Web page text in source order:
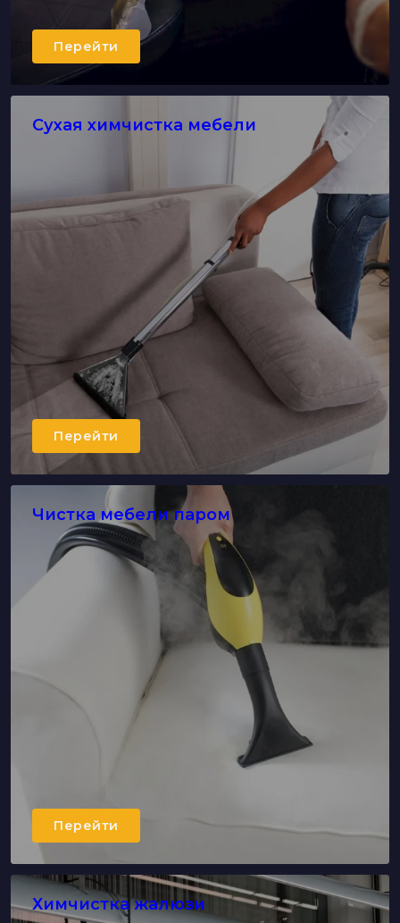
Перейти
Сухая химчистка мебели
Перейти
Чистка мебели паром
Перейти
Химчистка жалюзи